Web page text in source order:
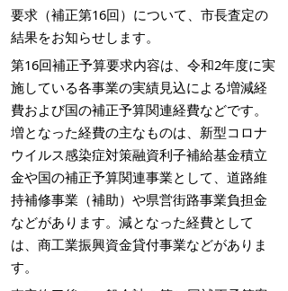
要求（補正第16回）について、市長査定の
結果をお知らせします。
第16回補正予算要求内容は、令和2年度に実
施している各事業の実績見込による増減経
費および国の補正予算関連経費などです。
増となった経費の主なものは、新型コロナ
ウイルス感染症対策融資利子補給基金積立
金や国の補正予算関連事業として、道路維
持補修事業（補助）や県営街路事業負担金
などがあります。減となった経費として
は、商工業振興資金貸付事業などがありま
す。